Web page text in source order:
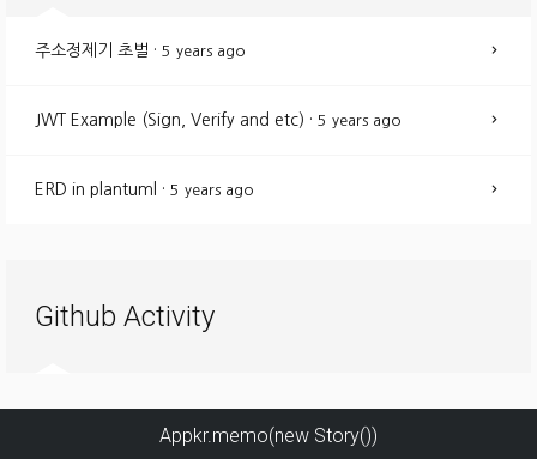
주소정제기 초벌 · 5 years ago
JWT Example (Sign, Verify and etc) · 5 years ago
ERD in plantuml · 5 years ago
Github Activity
Appkr.memo(new Story())